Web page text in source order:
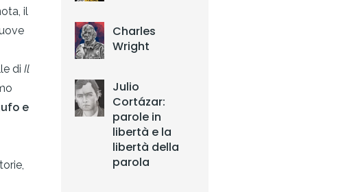
il
di Il
e
Charles
Wright
Julio
Cortázar:
parole in
libertà e la
libertà della
parola